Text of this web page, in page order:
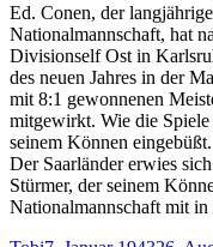
Ed. Conen, der
Nationalmannschaft, hat
Divisionself Ost in
des neuen Jahres in der
mit 8:1 gewonnenen
mitgewirkt. Wie die
seinem Können eingebüßt.
Der Saarländer erwies
Stürmer, der seinem
Nationalmannschaft mit